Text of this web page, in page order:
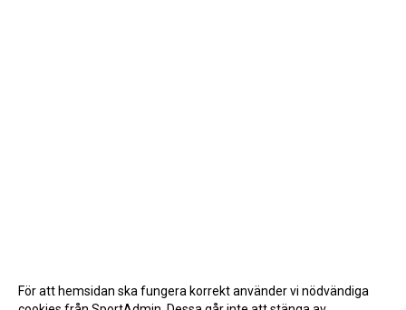
För att hemsidan ska fungera korrekt använder vi nödvändiga